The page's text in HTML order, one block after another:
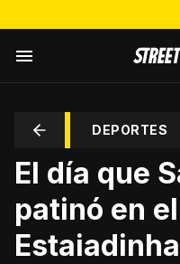
DEPORTES
El día que
patinó en